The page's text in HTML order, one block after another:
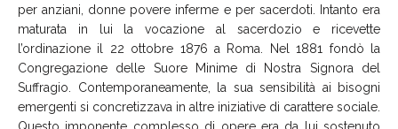
per anziani, donne povere inferme e per sacerdoti. Intanto era
maturata in lui la vocazione al sacerdozio e ricevette
l’ordinazione il 22 ottobre 1876 a Roma. Nel 1881 fondò la
Congregazione delle Suore Minime di Nostra Signora del
Suffragio. Contemporaneamente, la sua sensibilità ai bisogni
emergenti si concretizzava in altre iniziative di carattere sociale.
Questo imponente complesso di opere era da lui sostenuto